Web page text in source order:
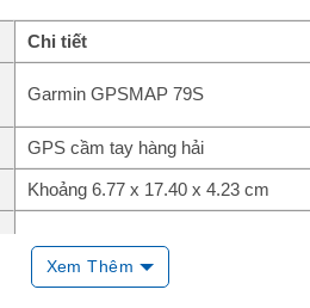
Chi tiết
Garmin GPSMAP 79S
GPS cầm tay hàng hải
Khoảng 6.77 x 17.40 x 4.23 cm
Khoảng 282g kèm pin
Xem Thêm